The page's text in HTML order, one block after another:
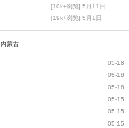
[10k+浏览] 5月11日
[19k+浏览] 5月1日
内蒙古
05-18
05-18
05-18
05-15
05-15
05-15